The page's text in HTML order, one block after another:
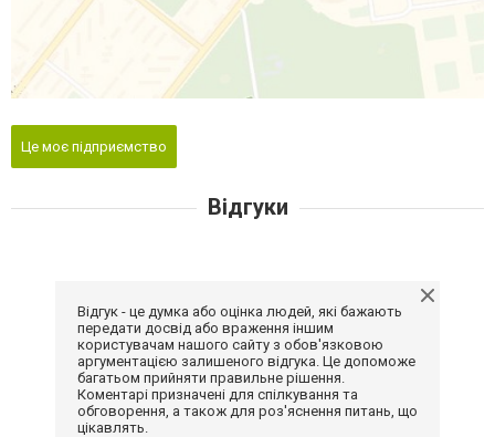
Це моє підприємство
Відгуки
Відгук - це думка або оцінка людей, які бажають
передати досвід або враження іншим
користувачам нашого сайту з обов'язковою
аргументацією залишеного відгука. Це допоможе
багатьом прийняти правильне рішення.
Коментарі призначені для спілкування та
обговорення, а також для роз'яснення питань, що
цікавлять.